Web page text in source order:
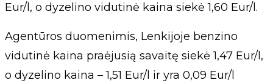
Eur/l, o dyzelino vidutinė kaina siekė 1,60 Eur/l.
Agentūros duomenimis, Lenkijoje benzino
vidutinė kaina praėjusią savaitę siekė 1,47 Eur/l,
o dyzelino kaina – 1,51 Eur/l ir yra 0,09 Eur/l